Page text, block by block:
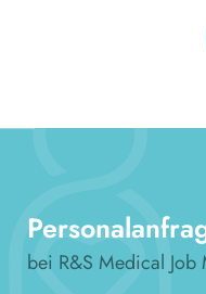
bei R&S Medical